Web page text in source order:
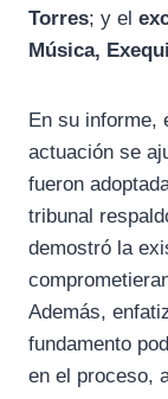
Torres; y el
Música,
En su informe,
actuación se
fueron
tribunal
demostró la
Además,
fundamento
en el proceso,